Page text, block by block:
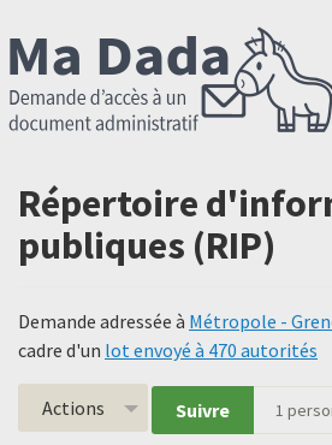
Répertoire
publiques (RIP)
Demande adressée à Métropole -
cadre d'un lot envoyé à 470 autorités
Actions Suivre 1